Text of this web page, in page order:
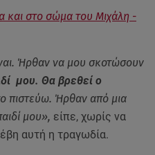
και στο σώμα του Μιχάλη -
Ήρθαν να μου σκοτώσουν
μου. Θα βρεθεί ο
πιστεύω. Ήρθαν από μια
μου», είπε, χωρίς να
αυτή η τραγωδία.